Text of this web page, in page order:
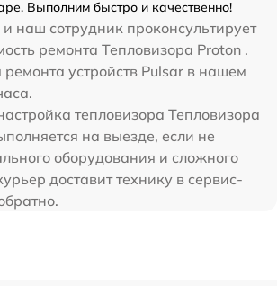
Выполним быстро и качественно!
наш сотрудник проконсультирует
ремонта Тепловизора Proton .
устройств Pulsar в нашем
тепловизора Тепловизора
на выезде, если не
оборудования и сложного
доставит технику в сервис-